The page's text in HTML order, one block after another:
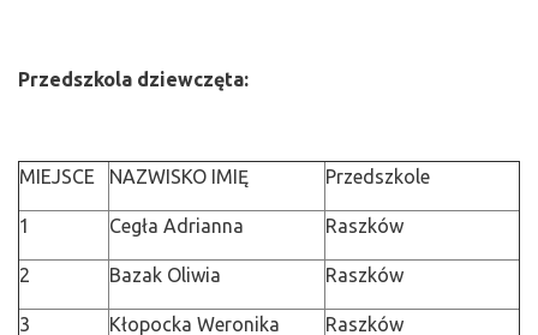
Przedszkola dziewczęta:
MIEJSCE NAZWISKO IMIĘ Przedszkole
1 Cegła Adrianna Raszków
2 Bazak Oliwia Raszków
3 Kłopocka Weronika Raszków